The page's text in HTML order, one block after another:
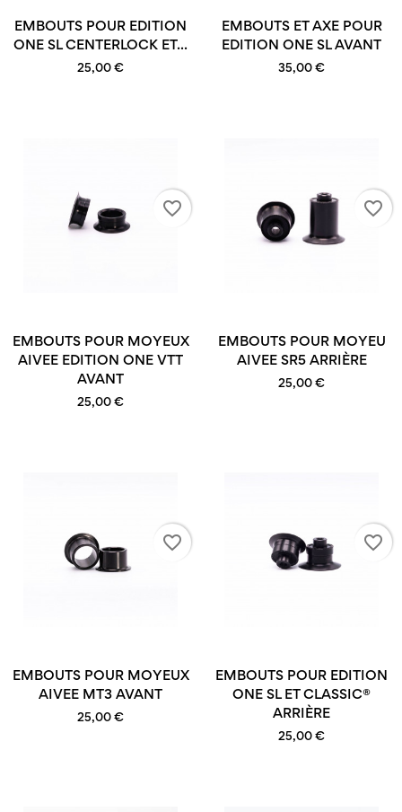
EMBOUTS POUR EDITION
ONE SL CENTERLOCK ET...
25,00 €
EMBOUTS ET AXE POUR
EDITION ONE SL AVANT
35,00 €
EMBOUTS POUR MOYEUX
AIVEE EDITION ONE VTT
AVANT
25,00 €
favorite_border
EMBOUTS POUR MOYEU
AIVEE SR5 ARRIÈRE
25,00 €
favorite_border
EMBOUTS POUR MOYEUX
AIVEE MT3 AVANT
25,00 €
favorite_border
EMBOUTS POUR EDITION
ONE SL ET CLASSIC®
ARRIÈRE
25,00 €
favorite_border